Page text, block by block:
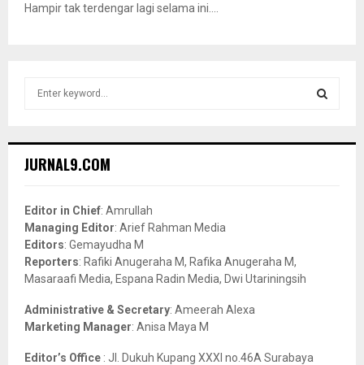
Hampir tak terdengar lagi selama ini....
h
o
r
:
JURNAL9.COM
Editor in Chief: Amrullah
Managing Editor: Arief Rahman Media
Editors: Gemayudha M
Reporters: Rafiki Anugeraha M, Rafika Anugeraha M,
Masaraafi Media, Espana Radin Media, Dwi Utariningsih
Administrative & Secretary: Ameerah Alexa
Marketing Manager: Anisa Maya M
Editor’s Office : Jl. Dukuh Kupang XXXI no.46A Surabaya